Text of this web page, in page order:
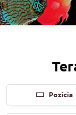
Pozícia